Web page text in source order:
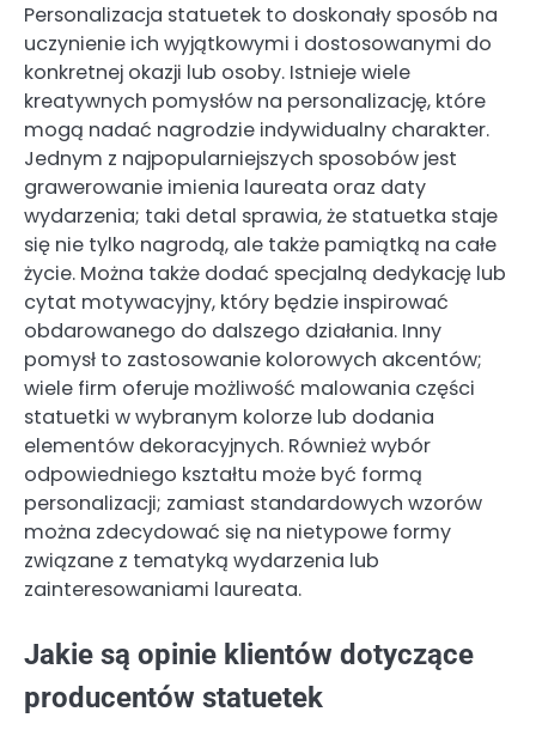
Personalizacja statuetek to doskonały sposób na
uczynienie ich wyjątkowymi i dostosowanymi do
konkretnej okazji lub osoby. Istnieje wiele
kreatywnych pomysłów na personalizację, które
mogą nadać nagrodzie indywidualny charakter.
Jednym z najpopularniejszych sposobów jest
grawerowanie imienia laureata oraz daty
wydarzenia; taki detal sprawia, że statuetka staje
się nie tylko nagrodą, ale także pamiątką na całe
życie. Można także dodać specjalną dedykację lub
cytat motywacyjny, który będzie inspirować
obdarowanego do dalszego działania. Inny
pomysł to zastosowanie kolorowych akcentów;
wiele firm oferuje możliwość malowania części
statuetki w wybranym kolorze lub dodania
elementów dekoracyjnych. Również wybór
odpowiedniego kształtu może być formą
personalizacji; zamiast standardowych wzorów
można zdecydować się na nietypowe formy
związane z tematyką wydarzenia lub
zainteresowaniami laureata.
Jakie są opinie klientów dotyczące
producentów statuetek